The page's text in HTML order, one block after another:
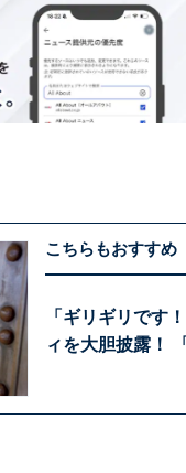
こちらもおすすめ
「ギリギリです
ィを大胆披露！